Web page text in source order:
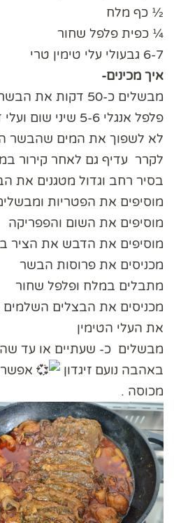
½ כף מלח
¼ כפית פלפל שחור
6-7 גבעולי עלי טימין טרי
איך מכינים-
מבשלים כ-50 דקות
פלפל אנגלי 5-6 שיני שום ועלי דפנה
לא לשפוך את המים שהבשר
לקרר עדיף גם לאחר קירור
בסיר רחב וגדול מטגנים את
מוסיפים את הפטריות ומבשלים כ- 5
מוסיפים את השום והפפריקה
מוסיפים את הדבש את הציר
מכניסים את פרוסות הבשר
מתבלים במלח ופלפל שחור
מכניסים את הבצלים
את העלי הטימין
מבשלים כ- שעתיים או עד
באהבה נועם זיגדון
אפשר
מכוסה .